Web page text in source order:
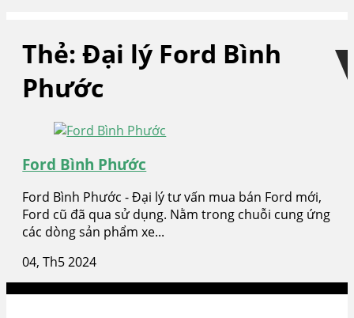
navigation
content
Thẻ:Đại lý Ford Bình
Phước
Ford Bình Phước
Ford Bình Phước - Đại lý tư vấn mua bán Ford mới,
Ford cũ đã qua sử dụng. Nằm trong chuỗi cung ứng
các dòng sản phẩm xe...
04, Th5 2024